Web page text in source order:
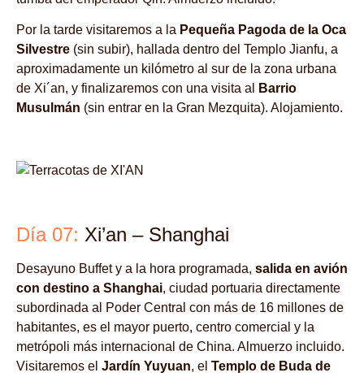
Por la tarde visitaremos a la Pequeña Pagoda de la Oca
Silvestre (sin subir), hallada dentro del Templo Jianfu, a
aproximadamente un kilómetro al sur de la zona urbana
de Xi´an, y finalizaremos con una visita al
Barrio
Musulmán (sin entrar en la Gran Mezquita). Alojamiento.
Día 07: Xi’an – Shanghai
Desayuno Buffet y a la hora programada, salida en avión
con destino a Shanghai, ciudad portuaria directamente
subordinada al Poder Central con más de 16 millones de
habitantes, es el mayor puerto, centro comercial y la
metrópoli más internacional de China. Almuerzo incluido.
Visitaremos el Jardín Yuyuan, el Templo de Buda de